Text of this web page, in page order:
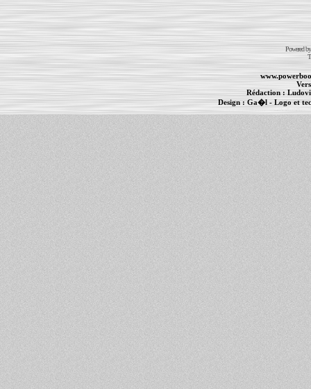
Powered
Rédaction :
Design :Ga�l- Logo et
Informations : MacBook Pro-